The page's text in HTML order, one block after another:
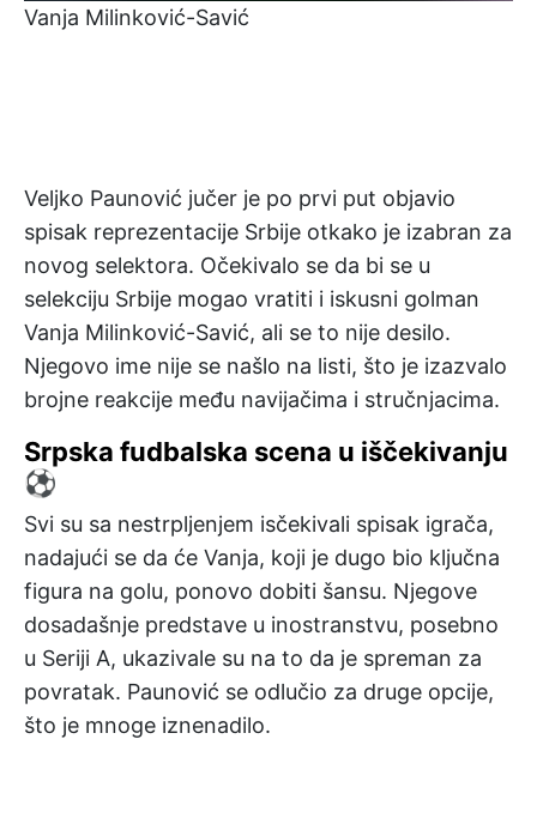
Vanja Milinković-Savić
Veljko Paunović jučer je po prvi put objavio
spisak reprezentacije Srbije otkako je izabran za
novog selektora. Očekivalo se da bi se u
selekciju Srbije mogao vratiti i iskusni golman
Vanja Milinković-Savić, ali se to nije desilo.
Njegovo ime nije se našlo na listi, što je izazvalo
brojne reakcije među navijačima i stručnjacima.
Srpska fudbalska scena u iščekivanju
⚽
Svi su sa nestrpljenjem isčekivali spisak igrača,
nadajući se da će Vanja, koji je dugo bio ključna
figura na golu, ponovo dobiti šansu. Njegove
dosadašnje predstave u inostranstvu, posebno
u Seriji A, ukazivale su na to da je spreman za
povratak. Paunović se odlučio za druge opcije,
što je mnoge iznenadilo.